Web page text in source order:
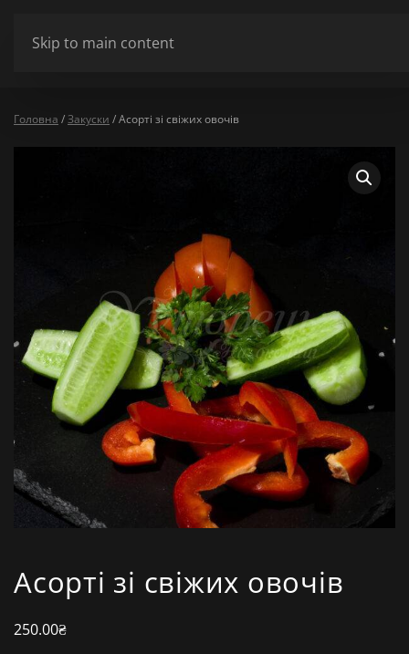
Skip to main content
Головна /Закуски / Асорті зі свіжих овочів
Асорті зі свіжих овочів
250.00₴